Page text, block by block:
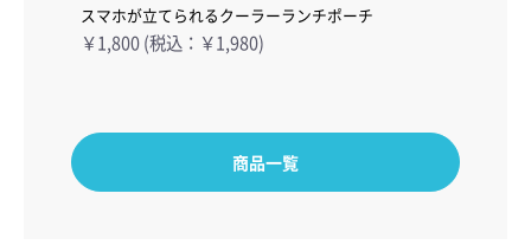
スマホが立てられるクーラーランチポーチ
￥1,800 (税込：￥1,980)
商品一覧